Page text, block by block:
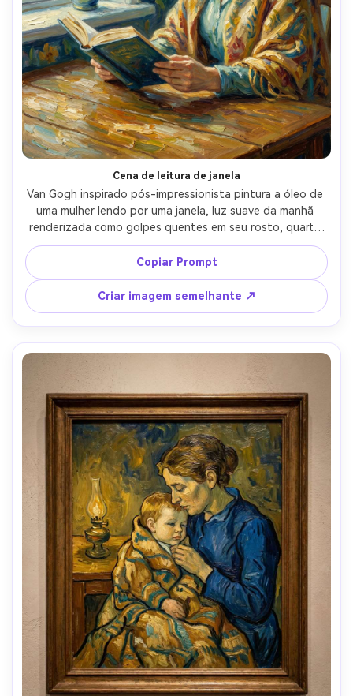
Cena de leitura de janela
Van Gogh inspirado pós-impressionista pintura a óleo de
uma mulher lendo por uma janela, luz suave da manhã
renderizada como golpes quentes em seu rosto, quarto
acolhedor com paredes estampadas e um vaso de flores,
sorriso gentil, textura impasto espessa na mesa e tecido,
paleta vibrante mas calma, humor íntimo e tranquilo,
retrato de meio corpo cuidadosamente composto, lente
de 85mm, profundidade de campo rasa-AR 4:5
Copiar Prompt
Criar imagem semelhante ↗